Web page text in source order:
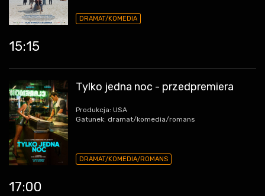
DRAMAT/KOMEDIA
15:15
Tylko jedna noc - przedpremiera
Produkcja: USA
Gatunek: dramat/komedia/romans
DRAMAT/KOMEDIA/ROMANS
17:00